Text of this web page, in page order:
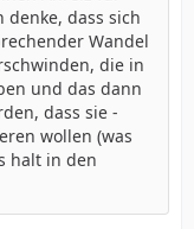
denke, dass sich
Wandel
die in
und das dann
dass sie -
wollen (was
halt in den